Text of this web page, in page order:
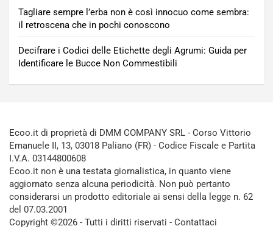
Tagliare sempre l’erba non è così innocuo come sembra:
il retroscena che in pochi conoscono
Decifrare i Codici delle Etichette degli Agrumi: Guida per
Identificare le Bucce Non Commestibili
Ecoo.it di proprietà di DMM COMPANY SRL - Corso Vittorio
Emanuele II, 13, 03018 Paliano (FR) - Codice Fiscale e Partita
I.V.A. 03144800608
Ecoo.it non è una testata giornalistica, in quanto viene
aggiornato senza alcuna periodicità. Non può pertanto
considerarsi un prodotto editoriale ai sensi della legge n. 62
del 07.03.2001
Copyright ©2026 - Tutti i diritti riservati - Contattaci